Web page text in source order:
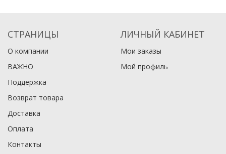
СТРАНИЦЫ
О компании
ВАЖНО
Поддержка
Возврат товара
Доставка
Оплата
Контакты
ЛИЧНЫЙ КАБИНЕТ
Мои заказы
Мой профиль